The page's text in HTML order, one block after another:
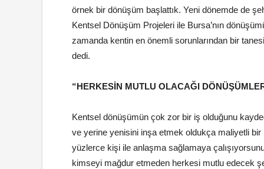
örnek bir dönüşüm başlattık. Yeni dönemde de
Kentsel Dönüşüm Projeleri ile Bursa’nın
zamanda kentin en önemli sorunlarından bir
dedi.
“HERKESİN MUTLU OLACAĞI
Kentsel dönüşümün çok zor bir iş olduğunu
ve yerine yenisini inşa etmek oldukça maliyetli
yüzlerce kişi ile anlaşma sağlamaya
kimseyi mağdur etmeden herkesi mutlu edecek